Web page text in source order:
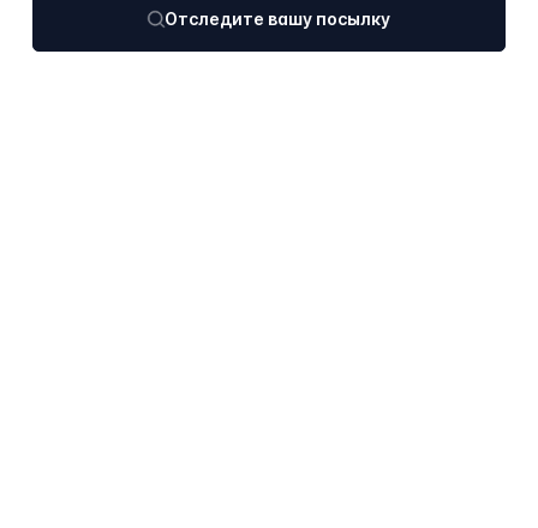
Отследите вашу посылку